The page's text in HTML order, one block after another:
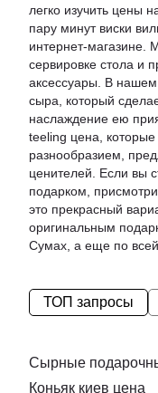
легко изучить цены
пару минут виски
интернет-
сервировке стола и
аксессуары. В нашем
сыра , который
наслаждение ею
teeling цена ,
разнообразием,
ценителей. Если вы
подарком,
это прекрасный
оригинальным
Сумах, а еще по
ТОП запросы
Сырные
Коньяк киев цена